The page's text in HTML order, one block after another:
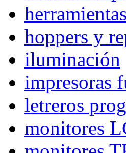
herramientas
hoppers y
iluminación
impresoras
letreros
monitores